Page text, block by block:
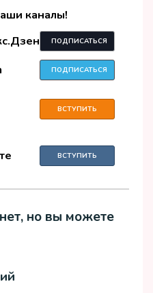
каналы!
ПОДПИСАТЬСЯ
ПОДПИСАТЬСЯ
ВСТУПИТЬ
ВСТУПИТЬ
но вы можете